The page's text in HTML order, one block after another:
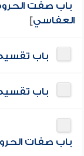
باب صفت
العفاسي]
باب
باب
باب صفات